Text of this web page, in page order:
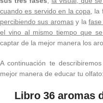
cuando es servido en la copa ,
percibiendo sus aromasy la
el vino al mismo tiempo que
captar de la mejor manera los
A continuación te
mejor manera de educar tu olfato:
Libro 36 aromas